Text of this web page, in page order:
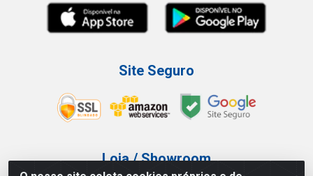
Site Seguro
Loja / Showroom